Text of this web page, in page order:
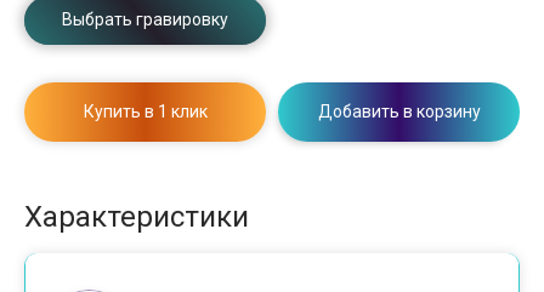
Выбрать гравировку
Купить в 1 клик Добавить в корзину
Характеристики